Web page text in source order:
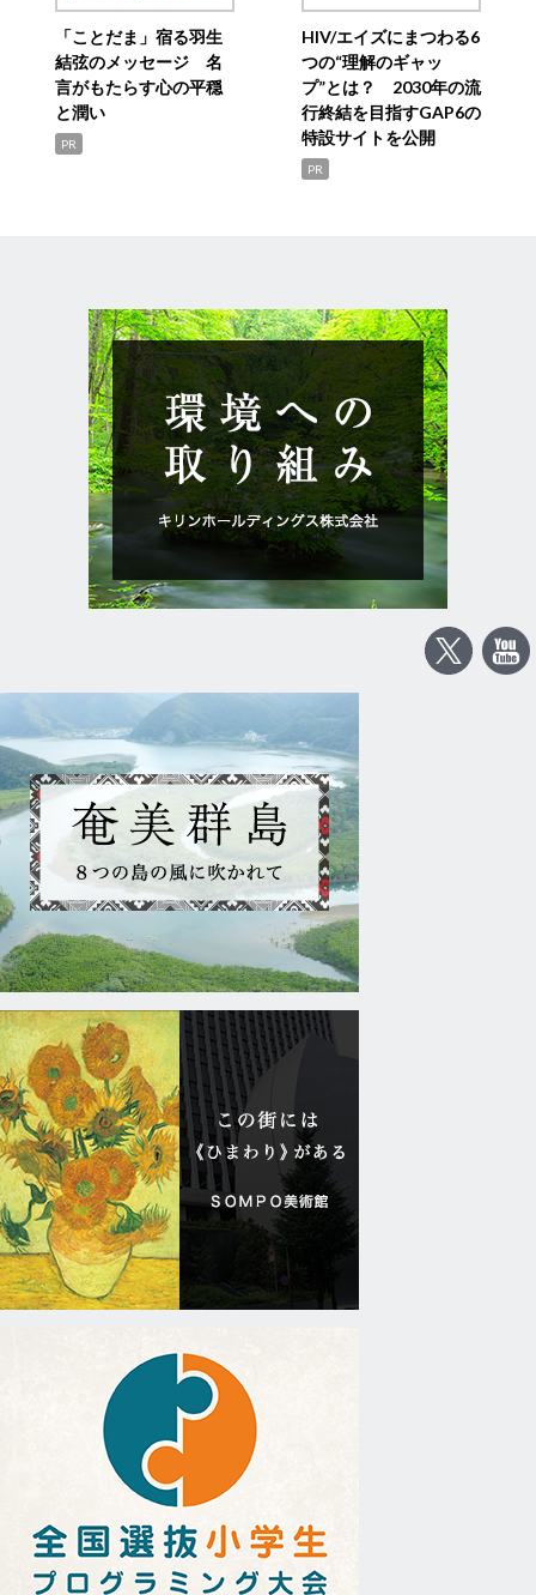
「ことだま」宿る羽生
結弦のメッセージ 名
言がもたらす心の平穏
と潤い
PR
HIV/エイズにまつわる6
つの“理解のギャッ
プ”とは？ 2030年の流
行終結を目指すGAP6の
特設サイトを公開
PR